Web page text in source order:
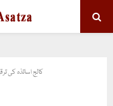
کالج اساتذہ کی